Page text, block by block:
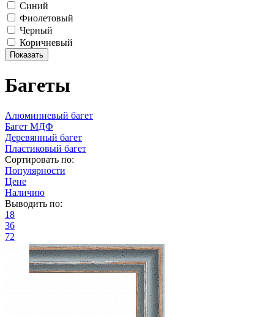
Синий
Фиолетовый
Черный
Коричневый
Багеты
Алюминиевый багет
Багет МДФ
Деревянный багет
Пластиковый багет
Сортировать по:
Популярности
Цене
Наличию
Выводить по:
18
36
72